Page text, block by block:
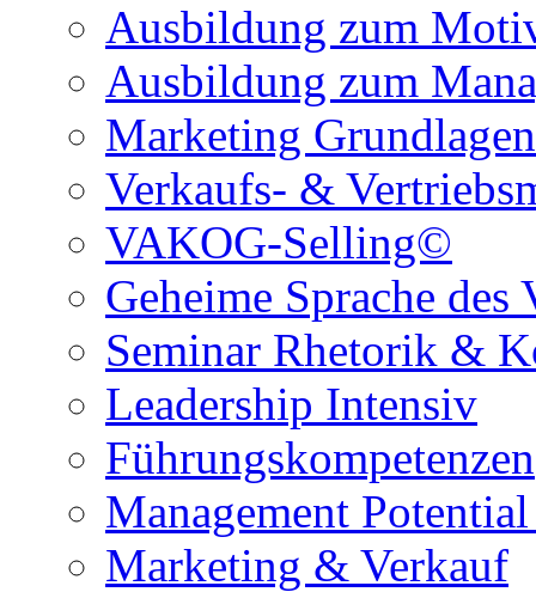
Ausbildung zum
Ausbildung zum
Marketing
Verkaufs- &
VAKOG-Selling©
Geheime Sprache
Seminar Rhetorik &
Leadership Intensiv
Führungskompetenzen
Management
Marketing & Verkauf